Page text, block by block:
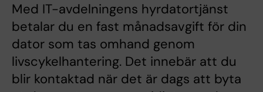
Med IT-avdelningens hyrdatortjänst
betalar du en fast månadsavgift för din
dator som tas omhand genom
livscykelhantering. Det innebär att du
blir kontaktad när det är dags att byta